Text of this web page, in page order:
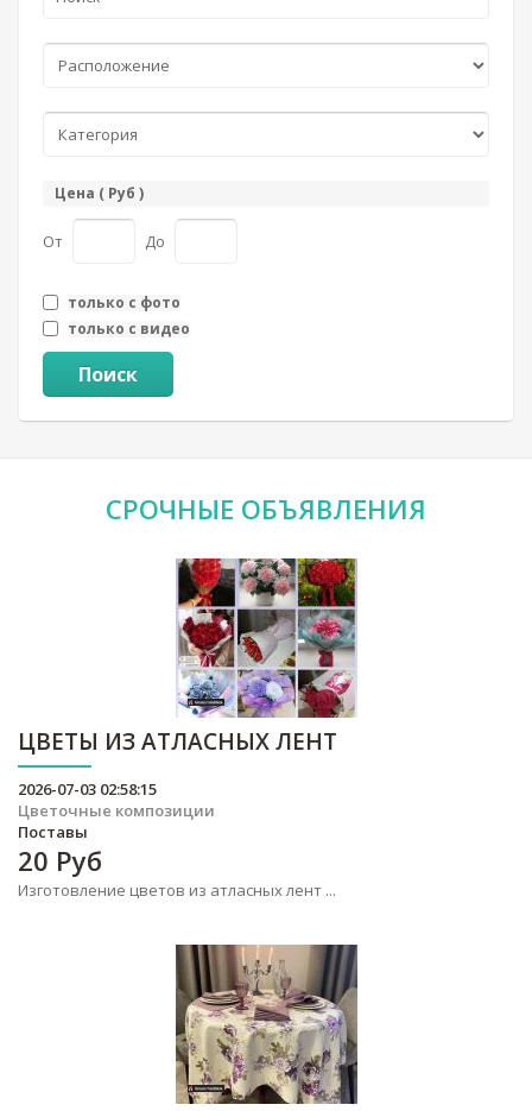
Цена ( Руб )
От До
только с фото
только с видео
Поиск
СРОЧНЫЕ ОБЪЯВЛЕНИЯ
ЦВЕТЫ ИЗ АТЛАСНЫХ ЛЕНТ
2026-07-03 02:58:15
Цветочные композиции
Поставы
20 Руб
Изготовление цветов из атласных лент ...